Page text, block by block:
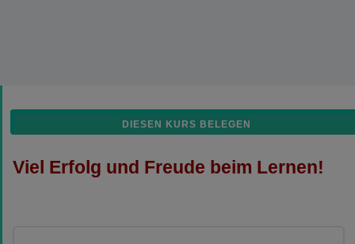
DIESEN KURS BELEGEN
Viel Erfolg und Freude beim Lernen!